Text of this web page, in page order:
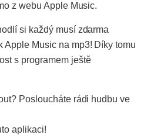
z webu Apple Music.
si každý musí zdarma
Apple Music na mp3! Díky tomu
s programem ještě
Posloucháte rádi hudbu ve
aplikaci!